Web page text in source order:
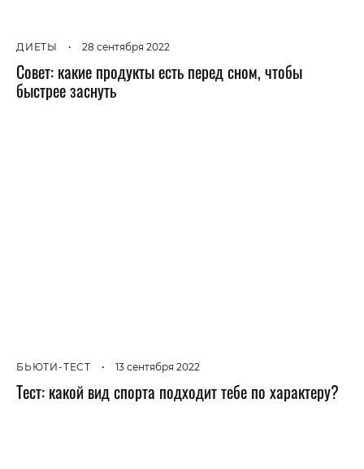
ДИЕТЫ • 28 сентября 2022
Совет: какие продукты есть перед сном, чтобы
быстрее заснуть
БЬЮТИ-ТЕСТ • 13 сентября 2022
Тест: какой вид спорта подходит тебе по характеру?